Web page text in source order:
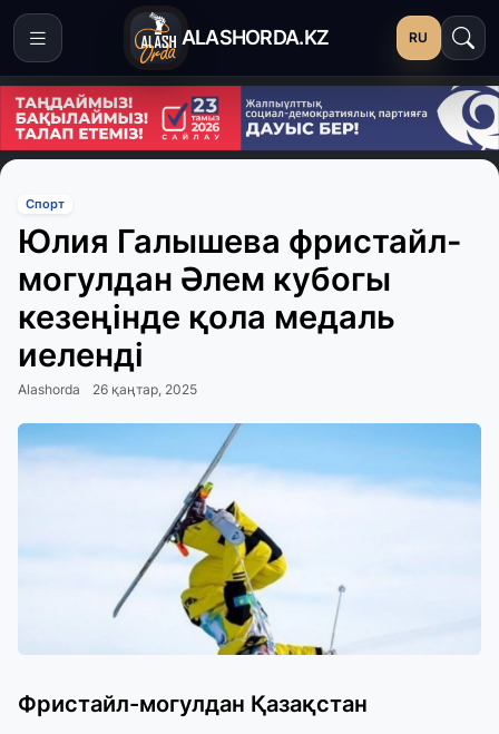
ALASHORDA.KZ RU
Спорт
Юлия Галышева фристайл-
могулдан Әлем кубогы
кезеңінде қола медаль
иеленді
Alashorda 26 қаңтар, 2025
Фристайл-могулдан Қазақстан